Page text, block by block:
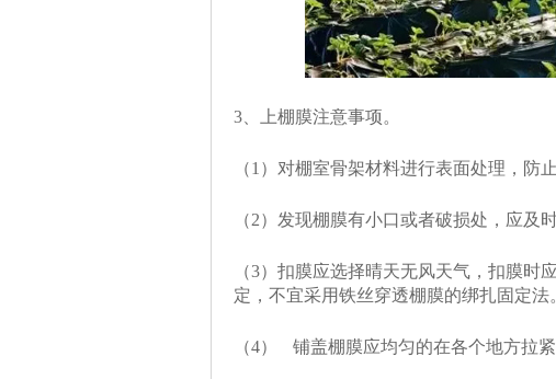
3、上棚膜注意事项。
（1）对棚室骨架材料进行表面处理，防
（2）发现棚膜有小口或者破损处，应及
（3）扣膜应选择晴天无风天气，扣膜时
定，不宜采用铁丝穿透棚膜的绑扎固定法
（4） 铺盖棚膜应均匀的在各个地方拉